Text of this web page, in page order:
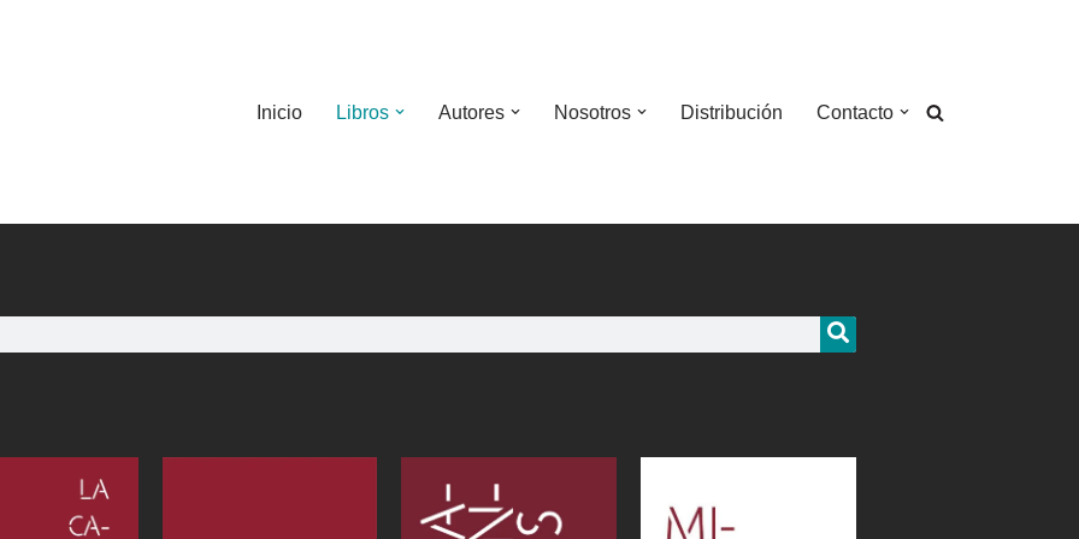
Inicio Libros Autores Nosotros Distribución Contacto